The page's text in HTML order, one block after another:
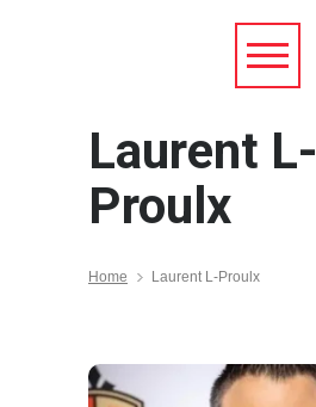
Laurent L-
Proulx
Home Laurent L-Proulx